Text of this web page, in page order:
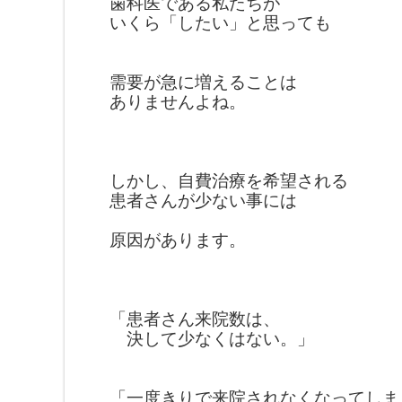
いくら「したい」と思っても
需要が急に増えることは
ありませんよね。
しかし、自費治療を希望される
患者さんが少ない事には
原因があります。
「患者さん来院数は、
決して少なくはない。」
「一度きりで来院されなくなって し